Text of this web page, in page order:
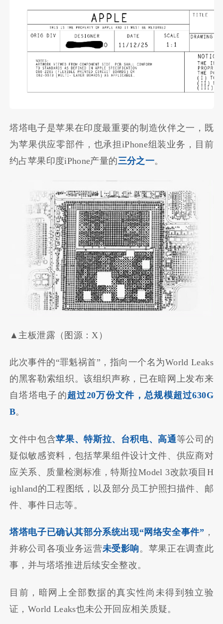
塔塔电子是苹果在印度最重要的制造伙伴之一，既
为苹果供应零部件，也承担iPhone组装业务，目前
约占苹果印度iPhone产量的三分之一。
▲主板泄露（图源：X）
此次事件的“罪魁祸首”，指向一个名为World Leaks
的黑客勒索组织。该组织声称，已在暗网上发布来
自塔塔电子的超过20万份文件，总规模超过630G
B。
文件中包含苹果、特斯拉、台积电、高通等公司的
疑似敏感资料，包括苹果组件设计文件、供应商对
应关系、质量检测标准，特斯拉Model 3改款项目H
ighland的工程图纸，以及部分员工护照扫描件、邮
件、事件日志等。
塔塔电子已确认其部分系统出现“网络安全事件” ，
并称公司各项业务运营未受影响。苹果正在调查此
事，并与塔塔推进后续安全整改。
目前，暗网上全部数据的真实性尚未得到独立验
证，World Leaks也未公开回应相关质疑。